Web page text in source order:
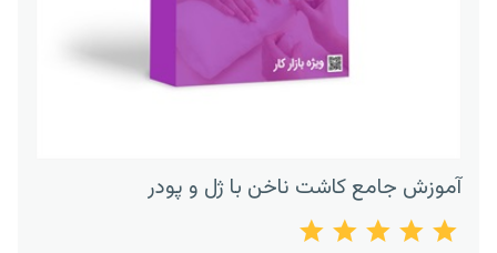
آموزش جامع کاشت ناخن با ژل و پودر